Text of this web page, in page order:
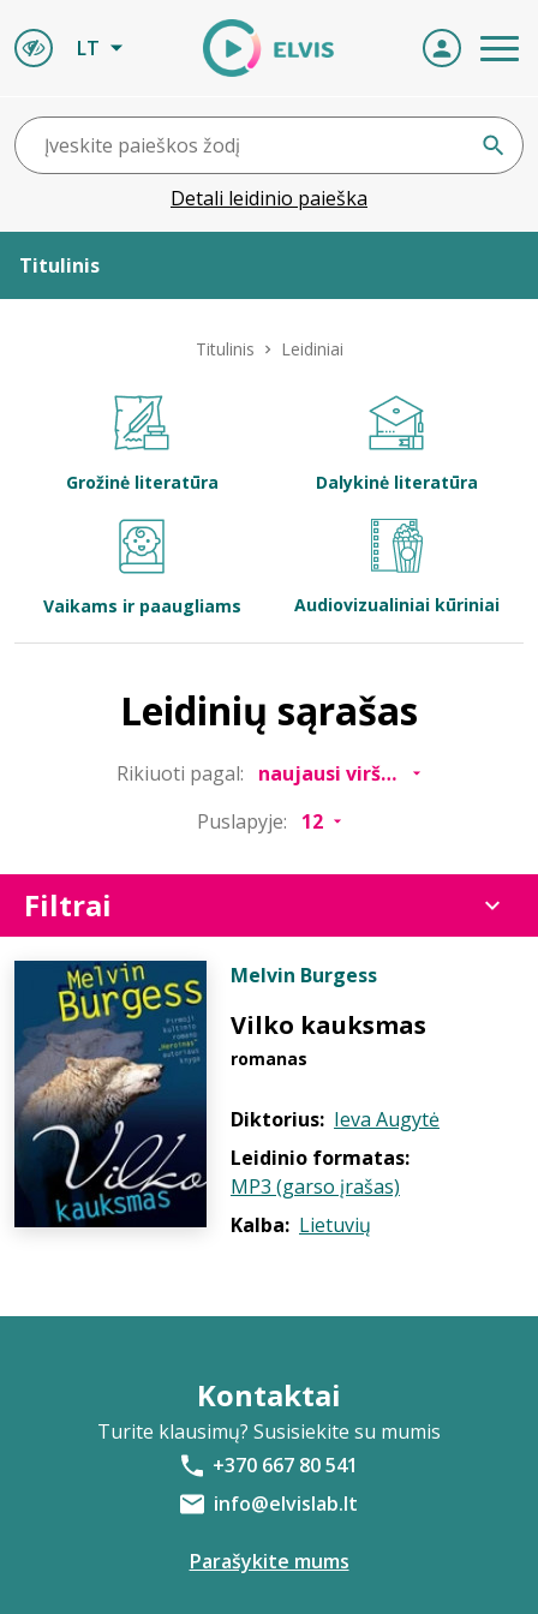
LT
Detali leidinio paieška
Titulinis
Bibliotekoms
Titulinis Leidiniai
Grožinė literatūra Dalykinė literatūra
Vaikams ir paaugliams Audiovizualiniai kūriniai
Leidinių sąrašas
Rikiuoti pagal:
Puslapyje:
Filtrai
Melvin Burgess
Vilko kauksmas
romanas
Diktorius: Ieva Augytė
Leidinio formatas:
MP3 (garso įrašas)
Kalba: Lietuvių
Kontaktai
Turite klausimų? Susisiekite su mumis
+370 667 80 541
info@elvislab.lt
Parašykite mums